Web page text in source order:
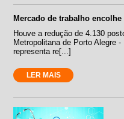
Mercado de trabalho encolhe
Houve a redução de 4.130
Metropolitana de Porto Alegre
representa re[...]
LER MAIS